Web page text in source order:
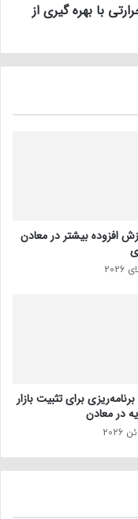
با بهره گیری از
افزوده بیشتر در معادن
برای تثبیت بازار
در معادن